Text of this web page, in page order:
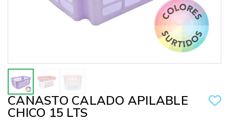
CANASTO CALADO APILABLE
CHICO 15 LTS